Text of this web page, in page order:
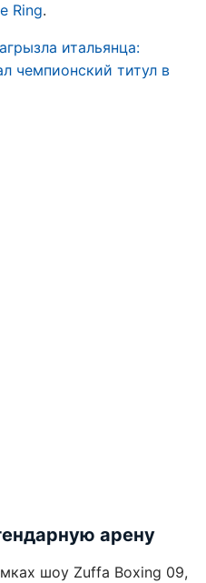
Ring.
итальянца:
чемпионский титул в
арену
шоу Zuffa Boxing 09,